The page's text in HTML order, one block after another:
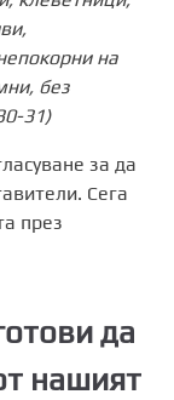
на
без
31)
за да
Сега
през
да
нашият